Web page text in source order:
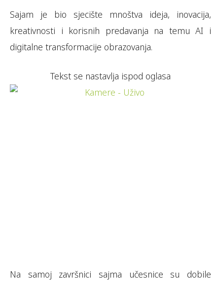
Sajam je bio sjecište mnoštva ideja, inovacija,
kreativnosti i korisnih predavanja na temu AI i
digitalne transformacije obrazovanja.
Tekst se nastavlja ispod oglasa
Na samoj završnici sajma učesnice su dobile